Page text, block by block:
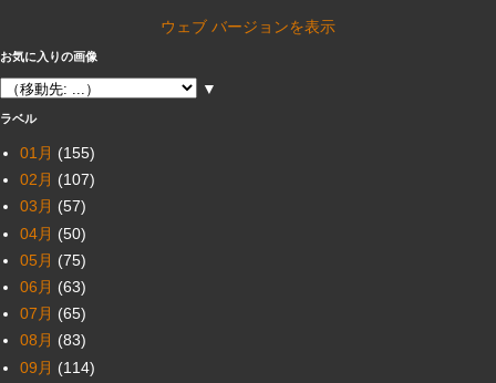
ウェブ バージョンを表示
お気に入りの画像
▼
ラベル
01月 (155)
02月 (107)
03月 (57)
04月 (50)
05月 (75)
06月 (63)
07月 (65)
08月 (83)
09月 (114)